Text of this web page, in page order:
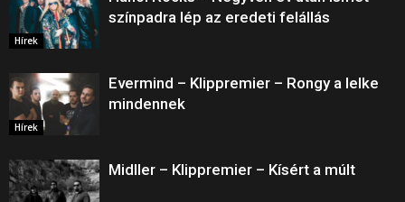
Hírek
színpadra lép az eredeti felállás
Hírek
Evermind – Klippremier – Rongy a lelke
mindennek
Midller – Klippremier – Kísért a múlt